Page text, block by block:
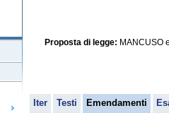
Proposta di legge: MANCUSO
Iter Testi Emendamenti